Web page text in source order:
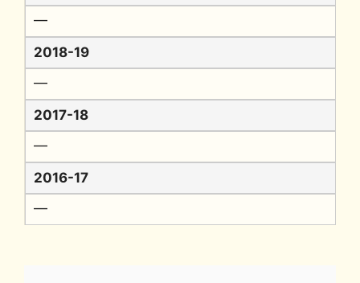
━
2018-19
━
2017-18
━
2016-17
━